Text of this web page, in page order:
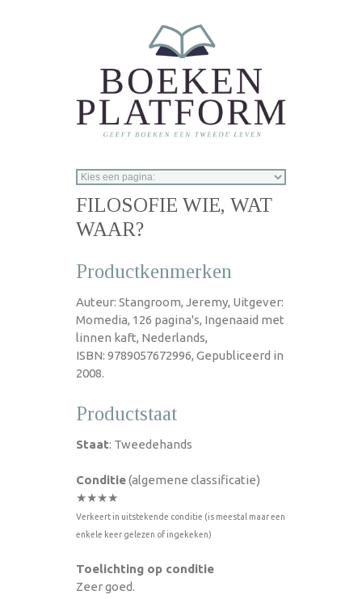
FILOSOFIE WIE, WAT
WAAR?
Productkenmerken
Auteur: Stangroom, Jeremy, Uitgever:
Momedia, 126 pagina's, Ingenaaid met
linnen kaft, Nederlands,
ISBN: 9789057672996, Gepubliceerd in
2008.
Productstaat
Staat: Tweedehands
Conditie(algemene classificatie)
★★★★
Verkeert in uitstekende conditie (is meestal maar een
enkele keer gelezen of ingekeken)
Toelichting op conditie
Zeer goed.